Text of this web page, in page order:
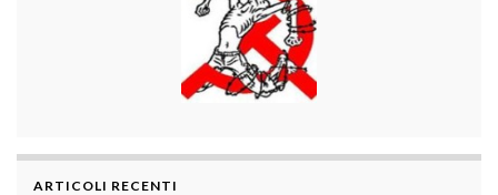
ARTICOLI RECENTI